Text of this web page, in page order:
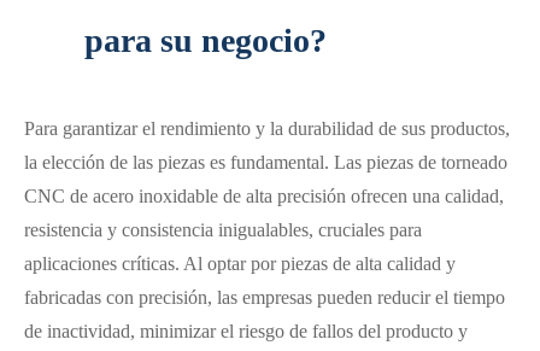
para su negocio?
Para garantizar el rendimiento y la durabilidad de sus productos,
la elección de las piezas es fundamental. Las piezas de torneado
CNC de acero inoxidable de alta precisión ofrecen una calidad,
resistencia y consistencia inigualables, cruciales para
aplicaciones críticas. Al optar por piezas de alta calidad y
fabricadas con precisión, las empresas pueden reducir el tiempo
de inactividad, minimizar el riesgo de fallos del producto y